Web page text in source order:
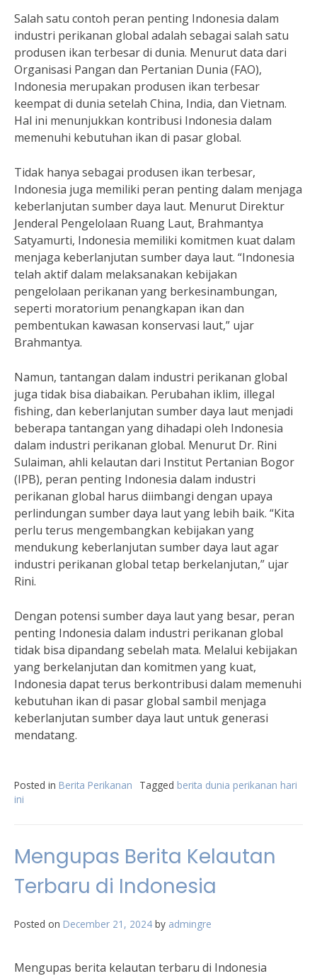
Salah satu contoh peran penting Indonesia dalam
industri perikanan global adalah sebagai salah satu
produsen ikan terbesar di dunia. Menurut data dari
Organisasi Pangan dan Pertanian Dunia (FAO),
Indonesia merupakan produsen ikan terbesar
keempat di dunia setelah China, India, dan Vietnam.
Hal ini menunjukkan kontribusi Indonesia dalam
memenuhi kebutuhan ikan di pasar global.
Tidak hanya sebagai produsen ikan terbesar,
Indonesia juga memiliki peran penting dalam menjaga
keberlanjutan sumber daya laut. Menurut Direktur
Jenderal Pengelolaan Ruang Laut, Brahmantya
Satyamurti, Indonesia memiliki komitmen kuat dalam
menjaga keberlanjutan sumber daya laut. “Indonesia
telah aktif dalam melaksanakan kebijakan
pengelolaan perikanan yang berkesinambungan,
seperti moratorium penangkapan ikan dan
pembentukan kawasan konservasi laut,” ujar
Brahmantya.
Namun, tantangan dalam industri perikanan global
juga tidak bisa diabaikan. Perubahan iklim, illegal
fishing, dan keberlanjutan sumber daya laut menjadi
beberapa tantangan yang dihadapi oleh Indonesia
dalam industri perikanan global. Menurut Dr. Rini
Sulaiman, ahli kelautan dari Institut Pertanian Bogor
(IPB), peran penting Indonesia dalam industri
perikanan global harus diimbangi dengan upaya
perlindungan sumber daya laut yang lebih baik. “Kita
perlu terus mengembangkan kebijakan yang
mendukung keberlanjutan sumber daya laut agar
industri perikanan global tetap berkelanjutan,” ujar
Rini.
Dengan potensi sumber daya laut yang besar, peran
penting Indonesia dalam industri perikanan global
tidak bisa dipandang sebelah mata. Melalui kebijakan
yang berkelanjutan dan komitmen yang kuat,
Indonesia dapat terus berkontribusi dalam memenuhi
kebutuhan ikan di pasar global sambil menjaga
keberlanjutan sumber daya laut untuk generasi
mendatang.
Posted in Berita Perikanan Tagged berita dunia perikanan hari
ini
Mengupas Berita Kelautan
Terbaru di Indonesia
Posted on December 21, 2024 by admingre
Mengupas berita kelautan terbaru di Indonesia